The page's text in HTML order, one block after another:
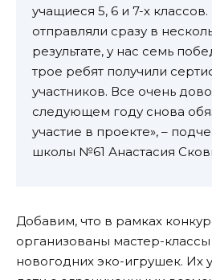
учащиеся 5, 6 и 7-х
отправляли сразу в
результате, у нас семь
трое ребят получили
участников. Все очень
следующем году снова
участие в проекте», –
школы №61 Анастасия
Добавим, что в рамках
организованы мастер-
новогодних эко-игрушек. Их